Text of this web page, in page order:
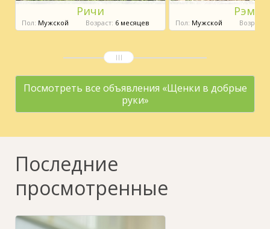
Ричи
Пол: Мужской Возраст: 6 месяцев
Рэм
Пол: Мужской Возраст:
Посмотреть все объявления «Щенки в добрые
руки»
Последние
просмотренные